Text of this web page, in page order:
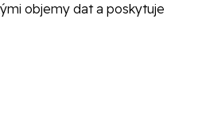
objemy dat a poskytuje